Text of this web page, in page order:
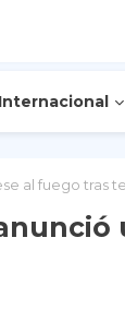
Internacional
al fuego tras